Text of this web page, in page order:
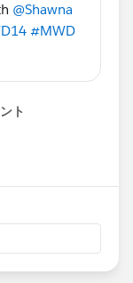
@Shawna
#MWD
ト